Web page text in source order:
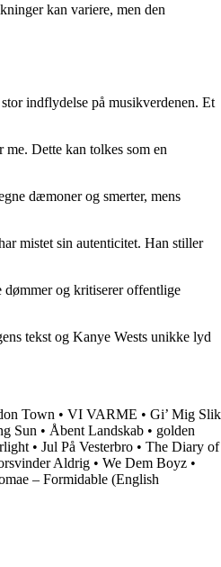
kan variere, men den
indflydelse på musikverdenen. Et
Dette kan tolkes som en
dæmoner og smerter, mens
mistet sin autenticitet. Han stiller
dømmer og kritiserer offentlige
tekst og Kanye Wests unikke lyd
Town • VI VARME • Gi’ Mig Slik
Sun • Åbent Landskab • ​golden
• Jul På Vesterbro • The Diary of
Aldrig • We Dem Boyz •
– Formidable (English